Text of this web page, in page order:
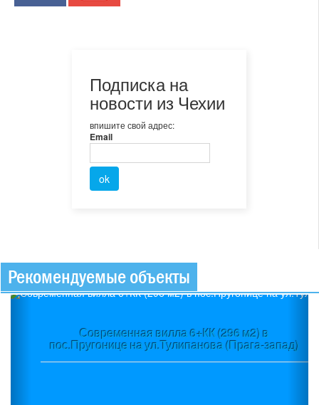
Подписка на
новости из Чехии
впишите свой адрес:
Email
Рекомендуемые объекты
Современная вилла 6+КК (296 м2) в
пос.Пругонице на ул.Тулипанова (Прага-запад)
Previous